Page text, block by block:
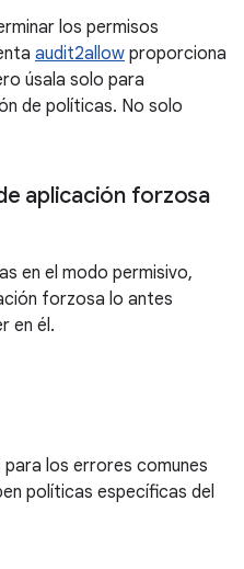
los permisos
audit2allow proporciona
úsala solo para
de políticas. No solo
aplicación forzosa
en el modo permisivo,
forzosa lo antes
en él.
los errores comunes
políticas específicas del